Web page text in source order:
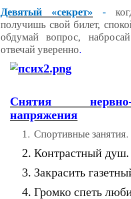
Девятый «секрет» -
получишь свой билет,
обдумай вопрос,
отвечай уверенно.
Снятия нервно-
напряжения
1. Спортивные занятия.
2. Контрастный душ.
3. Закрасить
4. Громко спеть